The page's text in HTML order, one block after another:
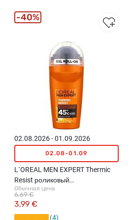
02.08.2026 - 01.09.2026
02.08-01.09
L`OREAL MEN EXPERT Thermic
Resist роликовый
антиперспирант, 50мл
Обычная цена
3,99 €
6,69 €
4
40%